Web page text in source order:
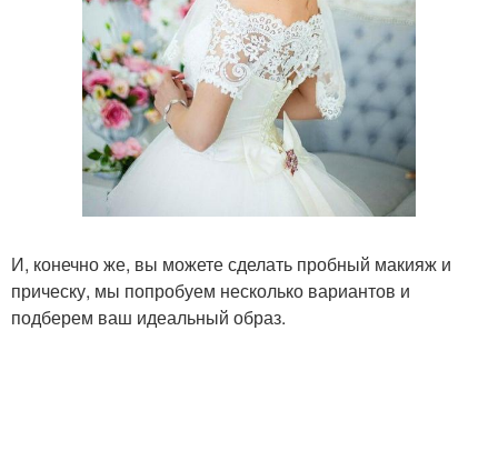
И, конечно же, вы можете сделать пробный макияж и
прическу, мы попробуем несколько вариантов и
подберем ваш идеальный образ.